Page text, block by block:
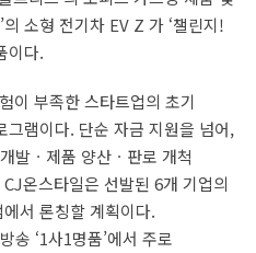
소형 전기차 EV Z 가 ‘챌린지!
이다.
이 부족한 스타트업의 초기
램이다. 단순 자금 지원을 넘어,
발ㆍ제품 양산ㆍ판로 개척
온스타일은 선발된 6개 기업의
서 론칭할 계획이다.
송 ‘1사1명품’에서 주로